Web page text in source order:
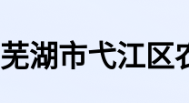
芜湖市弋江区